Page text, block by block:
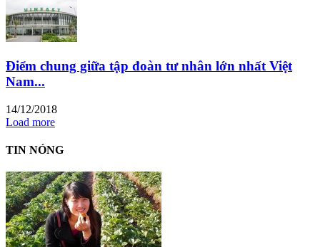
Điểm chung giữa tập đoàn tư nhân lớn nhất Việt
Nam...
14/12/2018
Load more
TIN NÓNG